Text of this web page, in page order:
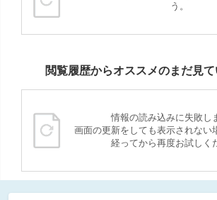
う。
閲覧履歴からオススメのまだ見
情報の読み込みに失敗し
画面の更新をしても表示されない
経ってから再度お試しく